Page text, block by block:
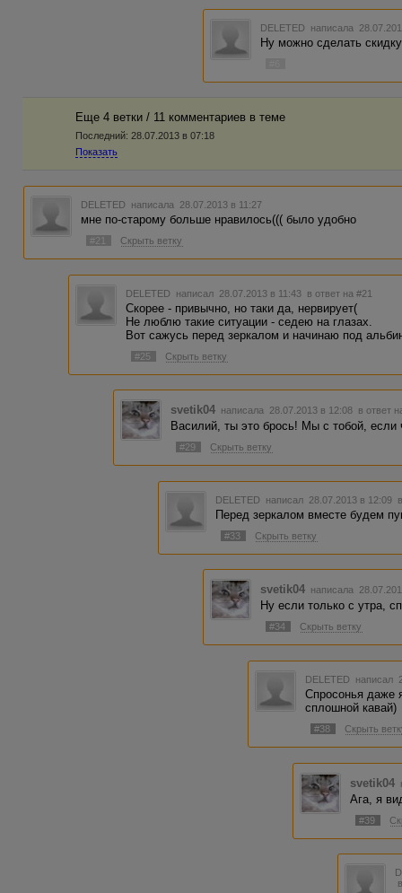
DELETED написала
Ну можно сделать
Еще 4 ветки / 11 комментариев в темe
Последний: 28.07.2013 в 07:18
Показать
DELETED написала 28.07.2013 в 11:27
мне по-старому больше нравилось((( было удобно
#21 Скрыть ветку
DELETED написал 28.07.2013 в 11:43 в ответ на #21
Скорее - привычно, но таки да, нервирует(
Не люблю такие ситуации - седею на глазах.
Вот сажусь перед зеркалом и начинаю под
#25 Скрыть ветку
svetik04 написала 28.07.2013 в 12:08 в ответ
Василий, ты это брось! Мы с тобой, если
#29 Скрыть ветку
DELETED написал 28.07.2013 в 12:09
Перед зеркалом вместе будем
#33 Скрыть ветку
svetik04 написала
Ну если только с утра,
#34 Скрыть ветку
DELETED написал
Спросонья даже
сплошной кавай)
#38 Скрыть
svetik04
Ага, я
#39